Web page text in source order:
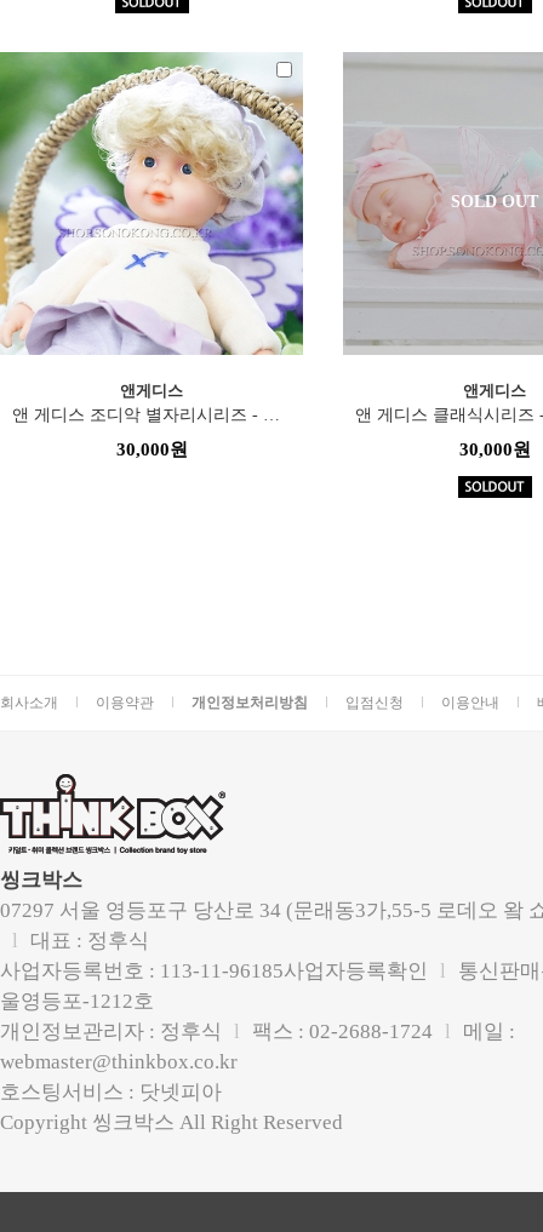
앤게디스
앤 게디스 조디악 별자리시리즈 - 사수자리(22cm)
30,000원
SOLD OUT
앤게디스
30,000원
회사소개 이용약관 개인정보처리방침 입점신청 이용안내
씽크박스
07297 서울 영등포구 당산로 34 (문래동3가,55-5 로데오 왘
l
대표 : 정후식
사업자등록번호 : 113-11-96185사업자등록확인 l
통신판
울영등포-1212호
개인정보관리자 : 정후식 l 팩스 : 02-2688-1724 l
메일 :
webmaster@thinkbox.co.kr
호스팅서비스 : 닷넷피아
Copyright 씽크박스 All Right Reserved